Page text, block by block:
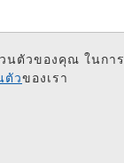
นตัวของคุณ ในการ
ตัวของเรา